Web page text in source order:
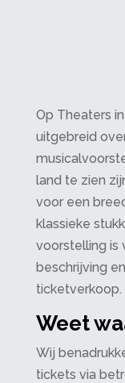
Op Theaters
uitgebreid
land te zien
voor een
klassieke
voorstelling is
beschrijving
ticketverkoop.
Weet
Wij
tickets via